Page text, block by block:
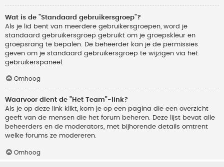
Wat is de "Standaard gebruikersgroep"?
Als je lid bent van meerdere gebruikersgroepen, word je
standaard gebruikersgroep gebruikt om je groepskleur en
groepsrang te bepalen. De beheerder kan je de permissies
geven om je standaard gebruikersgroep te wijzigen via het
gebruikerspaneel.
Omhoog
Waarvoor dient de "Het Team"-link?
Als je op deze link klikt, kom je op een pagina die een overzicht
geeft van de mensen die het forum beheren. Deze lijst bevat alle
beheerders en de moderators, met bijhorende details omtrent
welke forums ze modereren.
Omhoog